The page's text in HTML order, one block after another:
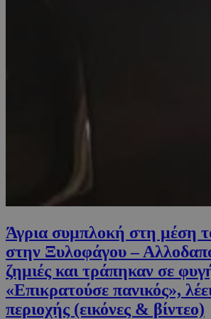
Άγρια συμπλοκή στη μέση
στην Ξυλοφάγου –
ζημιές και τράπηκαν σε
«Επικρατούσε πανικός»,
περιοχής (εικόνες & βίντεο)